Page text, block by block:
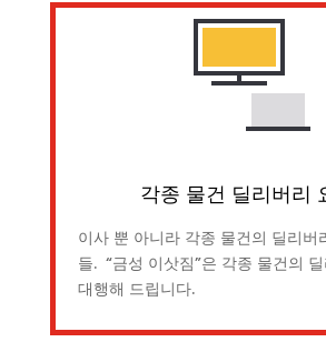
각종 물건 딜리버리
이사 뿐 아니라 각종 물건의 딜리버
들. “금성 이삿짐”은 각종 물건의
대행해 드립니다.